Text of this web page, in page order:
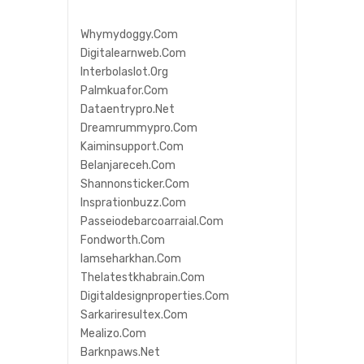
Whymydoggy.com
Digitalearnweb.com
Interbolaslot.org
Palmkuafor.com
Dataentrypro.net
Dreamrummypro.com
Kaiminsupport.com
Belanjareceh.com
Shannonsticker.com
Insprationbuzz.com
Passeiodebarcoarraial.com
Fondworth.com
Iamseharkhan.com
Thelatestkhabrain.com
Digitaldesignproperties.com
Sarkariresultex.com
Mealizo.com
Barknpaws.net